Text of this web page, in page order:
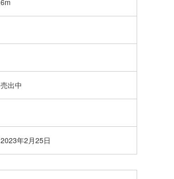
6m
売出中
2023年2月25日